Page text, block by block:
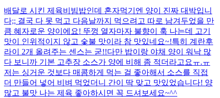
배달로 시킨 제육비빔밥인데 혼자먹기엔 양이 진짜 대박입니
다;; 결국 다 못 먹고 다음날까지 먹으려고 따로 남겨두었을 만
큼 혜자로운 양이에요! 뚜껑 열자마자 불향이 훅 나는데 고기
맛이 인위적이지 않고 숯불 맛이라 참 맛있네요~!특히 계란후
라이 2개 올려주는 센스는 굳!! ​다만 밥이랑 야채 양이 워낙 많
다 보니까 기본 고추장 소스가 양에 비해 좀 적더라고요ㅠ.ㅠ
저는 싱거운 것보다 매콤하게 먹는 걸 좋아해서 소스를 직접
더 만들어 넣어 비벼 먹었더니 간이 딱 맞고 맛있었습니다! 양
많고 불맛 나는 제육 좋아하시면 꼭 드셔보세요~^^